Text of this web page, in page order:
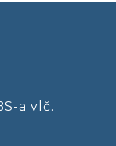
a vlč.